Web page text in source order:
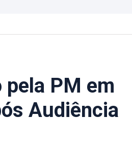
pela PM em
Audiência